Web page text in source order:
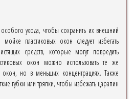
ухода, чтобы сохранить их внешний
пластиковых окон следует избегать
средств, которые могут повредить
окон можно использовать те же
но в меньших концентрациях. Также
губки или тряпки, чтобы избежать царапин